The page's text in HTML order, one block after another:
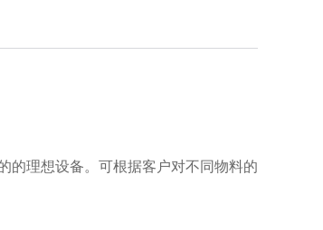
的理想设备。可根据客户对不同物料的